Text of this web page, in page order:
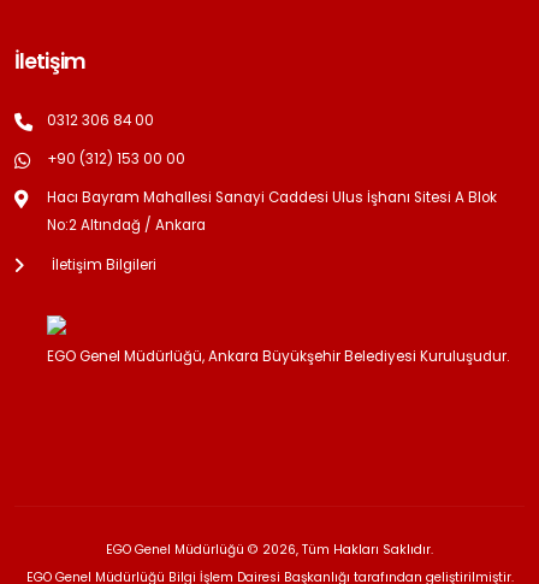
İletişim
0312 306 84 00
+90 (312) 153 00 00
Hacı Bayram Mahallesi Sanayi Caddesi Ulus İşhanı Sitesi A Blok
No:2 Altındağ / Ankara
İletişim Bilgileri
EGO Genel Müdürlüğü, Ankara Büyükşehir Belediyesi Kuruluşudur.
EGO Genel Müdürlüğü © 2026, Tüm Hakları Saklıdır.
EGO Genel Müdürlüğü Bilgi İşlem Dairesi Başkanlığı tarafından geliştirilmiştir.